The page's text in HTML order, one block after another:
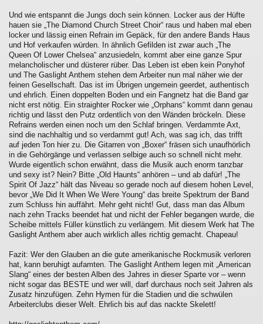
Und wie entspannt die Jungs doch sein können. Locker aus der Hüfte
hauen sie „The Diamond Church Street Choir“ raus und haben mal eben
locker und lässig einen Refrain im Gepäck, für den andere Bands Haus
und Hof verkaufen würden. In ähnlich Gefilden ist zwar auch „The
Queen Of Lower Chelsea“ anzusiedeln, kommt aber eine ganze Spur
melancholischer und düsterer rüber. Das Leben ist eben kein Ponyhof
und The Gaslight Anthem stehen dem Arbeiter nun mal näher wie der
feinen Gesellschaft. Das ist im Übrigen ungemein geerdet, authentisch
und ehrlich. Einen doppelten Boden und ein Fangnetz hat die Band gar
nicht erst nötig. Ein straighter Rocker wie „Orphans“ kommt dann genau
richtig und lässt den Putz ordentlich von den Wänden bröckeln. Diese
Refrains werden einen noch um den Schlaf bringen. Verdammte Axt,
sind die nachhaltig und so verdammt gut! Ach, was sag ich, das trifft
auf jeden Ton hier zu. Die Gitarren von „Boxer“ fräsen sich unaufhörlich
in die Gehörgänge und verlassen selbige auch so schnell nicht mehr.
Wurde eigentlich schon erwähnt, dass die Musik auch enorm tanzbar
und sexy ist? Nein? Bitte „Old Haunts“ anhören – und ab dafür! „The
Spirit Of Jazz“ hält das Niveau so gerade noch auf diesem hohen Level,
bevor „We Did It When We Were Young“ das breite Spektrum der Band
zum Schluss hin auffährt. Mehr geht nicht! Gut, dass man das Album
nach zehn Tracks beendet hat und nicht der Fehler begangen wurde, die
Scheibe mittels Füller künstlich zu verlängern. Mit diesem Werk hat The
Gaslight Anthem aber auch wirklich alles richtig gemacht. Chapeau!
Fazit: Wer den Glauben an die gute amerikanische Rockmusik verloren
hat, kann beruhigt aufamten. The Gaslight Anthem legen mit „American
Slang“ eines der besten Alben des Jahres in dieser Sparte vor – wenn
nicht sogar das BESTE und wer will, darf durchaus noch seit Jahren als
Zusatz hinzufügen. Zehn Hymen für die Stadien und die schwülen
Arbeiterclubs dieser Welt. Ehrlich bis auf das nackte Skelett!